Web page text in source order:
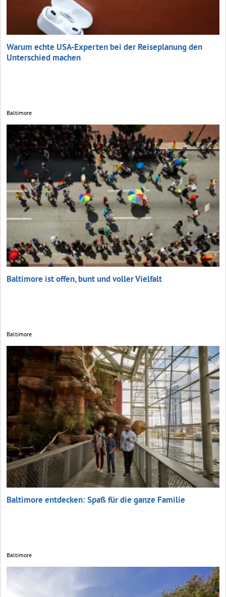
Warum echte USA-Experten bei der Reiseplanung den
Unterschied machen
Baltimore
Baltimore ist offen, bunt und voller Vielfalt
Baltimore
Baltimore entdecken: Spaß für die ganze Familie
Baltimore